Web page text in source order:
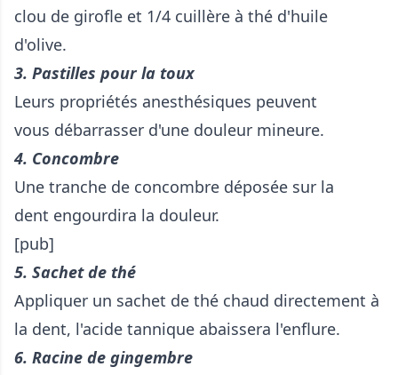
clou de girofle et 1/4 cuillère à thé d'huile
d'olive.
3. Pastilles pour la toux
Leurs propriétés anesthésiques peuvent
vous débarrasser d'une douleur mineure.
4. Concombre
Une tranche de concombre déposée sur la
dent engourdira la douleur.
[pub]
5. Sachet de thé
Appliquer un sachet de thé chaud directement à
la dent, l'acide tannique abaissera l'enflure.
6. Racine de gingembre